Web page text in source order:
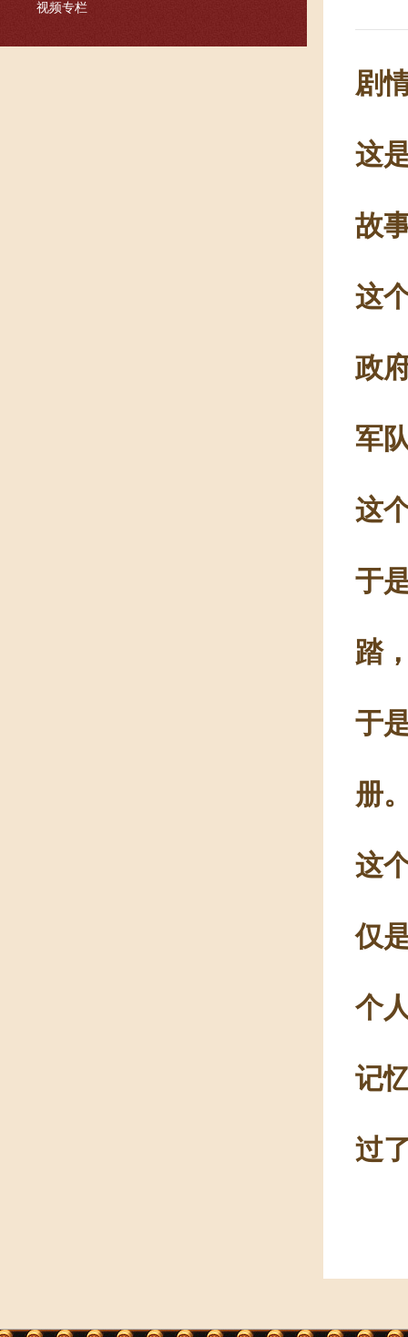
视频专栏
剧
这
故
这
政
军
这
于
踏
于
册
这
仅
个
记
过